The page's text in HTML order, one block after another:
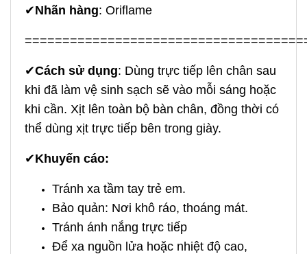
✔Nhãn hàng: Oriflame
✔Cách sử dụng: Dùng trực tiếp lên chân sau
khi đã làm vệ sinh sạch sẽ vào mỗi sáng hoặc
khi cần. Xịt lên toàn bộ bàn chân, đồng thời có
thể dùng xịt trực tiếp bên trong giày.
✔Khuyến cáo:
Tránh xa tầm tay trẻ em.
Bảo quản: Nơi khô ráo, thoáng mát.
Tránh ánh nắng trực tiếp
Để xa nguồn lửa hoặc nhiệt độ cao,